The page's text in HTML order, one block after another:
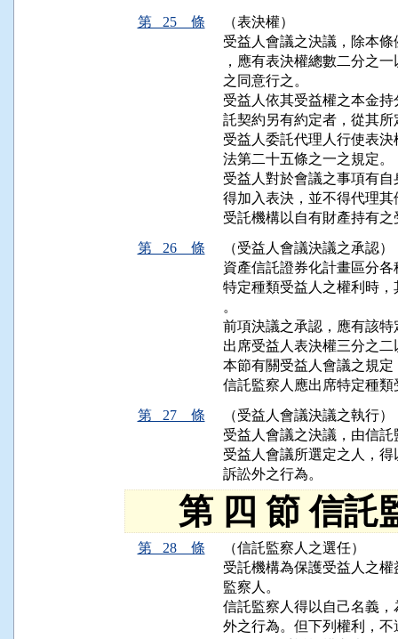
第 25 條
（表決權）
受益人會議之決議，除本
，應有表決權總數二分之
之同意行之。
受益人依其受益權之本金
託契約另有約定者，從其所
受益人委託代理人行使表
法第二十五條之一之規定。
受益人對於會議之事項有
得加入表決，並不得代理
受託機構以自有財產持有
第 26 條
（受益人會議決議之承認）
資產信託證券化計畫區分
特定種類受益人之權利時
。
前項決議之承認，應有該
出席受益人表決權三分之
本節有關受益人會議之規
信託監察人應出席特定種
第 27 條
（受益人會議決議之執行）
受益人會議之決議，由信
受益人會議所選定之人，
訴訟外之行為。
第 四 節 信託
第 28 條
（信託監察人之選任）
受託機構為保護受益人之
監察人。
信託監察人得以自己名義
外之行為。但下列權利，不